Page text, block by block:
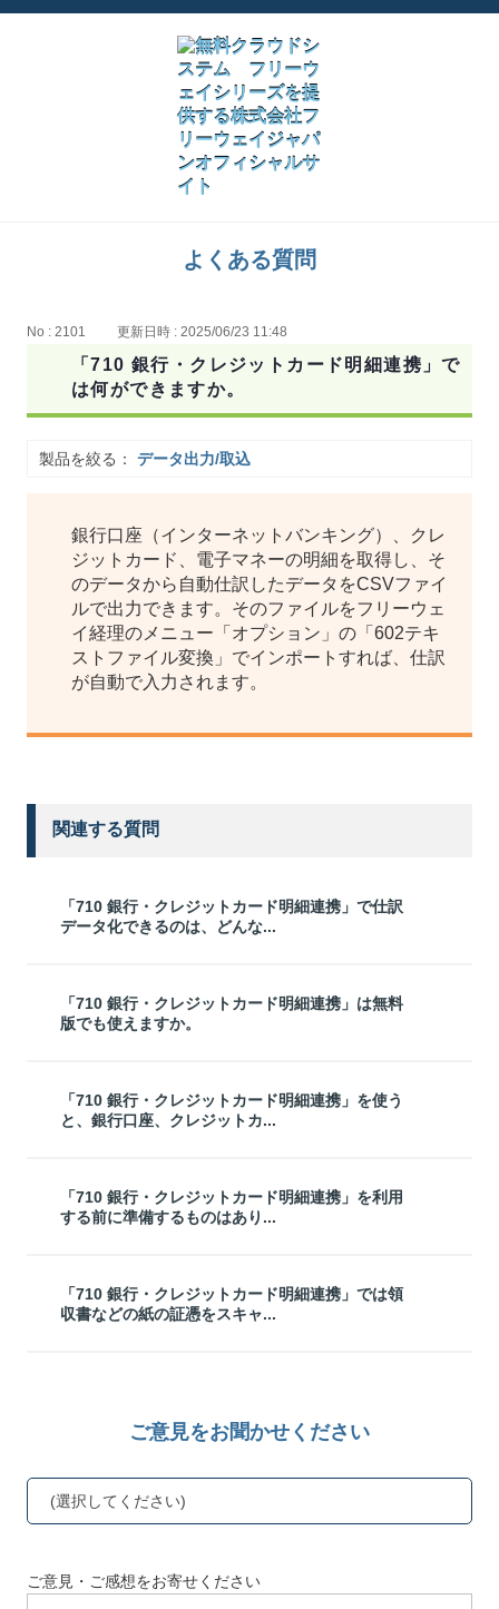
よくある質問
No : 2101 更新日時 : 2025/06/23 11:48
「710 銀行・クレジットカード明細連携」で
は何ができますか。
製品を絞る： データ出力/取込
銀行口座（インターネットバンキング）、クレ
ジットカード、電子マネーの明細を取得し、そ
のデータから自動仕訳したデータをCSVファイ
ルで出力できます。そのファイルをフリーウェ
イ経理のメニュー「オプション」の「602テキ
ストファイル変換」でインポートすれば、仕訳
が自動で入力されます。
関連する質問
「710 銀行・クレジットカード明細連携」で仕訳
データ化できるのは、どんな...
「710 銀行・クレジットカード明細連携」は無料
版でも使えますか。
「710 銀行・クレジットカード明細連携」を使う
と、銀行口座、クレジットカ...
「710 銀行・クレジットカード明細連携」を利用
する前に準備するものはあり...
「710 銀行・クレジットカード明細連携」では領
収書などの紙の証憑をスキャ...
ご意見をお聞かせください
(選択してください)
ご意見・ご感想をお寄せください